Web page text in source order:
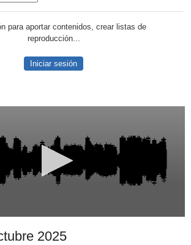
para aportar contenidos, crear listas de
reproducción...
Iniciar sesión
2025